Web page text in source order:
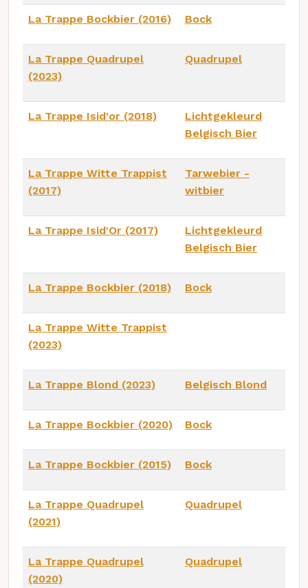
La Trappe Bockbier (2016) Bock
La Trappe Quadrupel
(2023)
Quadrupel
La Trappe Isid'or (2018)
Lichtgekleurd
Belgisch Bier
La Trappe Witte Trappist
(2017)
Tarwebier -
witbier
La Trappe Isid'Or (2017)
Lichtgekleurd
Belgisch Bier
La Trappe Bockbier (2018) Bock
La Trappe Witte Trappist
(2023)
La Trappe Blond (2023) Belgisch Blond
La Trappe Bockbier (2020) Bock
La Trappe Bockbier (2015) Bock
La Trappe Quadrupel
(2021)
Quadrupel
La Trappe Quadrupel
(2020)
Quadrupel